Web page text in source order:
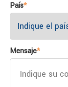
País*
Mensaje*